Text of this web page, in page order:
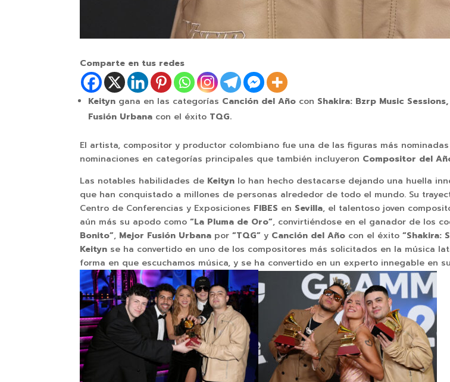
Comparte en tus redes
Keityn gana en las categorías Canción del Año con Shakira: Bzrp Music
Fusión Urbana con el éxito TQG.
El artista, compositor y productor colombiano fue una de las figuras más
nominaciones en categorías principales que también incluyeron Compositor del
Las notables habilidades de Keityn lo han hecho destacarse dejando una huella
que han conquistado a millones de personas alrededor de todo el mundo. Su
Centro de Conferencias y Exposiciones FIBES en Sevilla, el talentoso joven
aún más su apodo como“La Pluma de Oro”, convirtiéndose en el ganador de los
Bonito”, Mejor Fusión Urbana por“TQG” y Canción del Año con el éxito“Shakira:
Keityn se ha convertido en uno de los compositores más solicitados en la música
forma en que escuchamos música, y se ha convertido en un experto innegable en